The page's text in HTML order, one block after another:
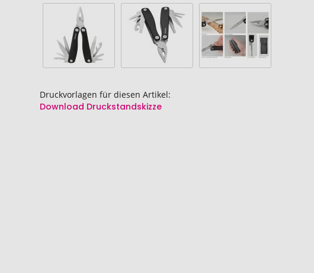
Druckvorlagen für diesen Artikel:
Download Druckstandskizze